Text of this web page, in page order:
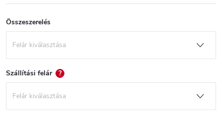
Összeszerelés
Szállítási felár ?